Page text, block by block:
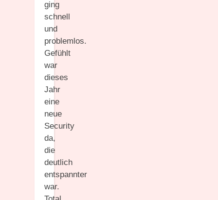
ging
schnell
und
problemlos.
Gefühlt
war
dieses
Jahr
eine
neue
Security
da,
die
deutlich
entspannter
war.